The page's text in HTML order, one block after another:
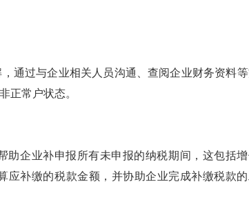
通过与企业相关人员沟通、查阅企业财务资料
正常户状态。
助企业补申报所有未申报的纳税期间，这包括
应补缴的税款金额，并协助企业完成补缴税款的